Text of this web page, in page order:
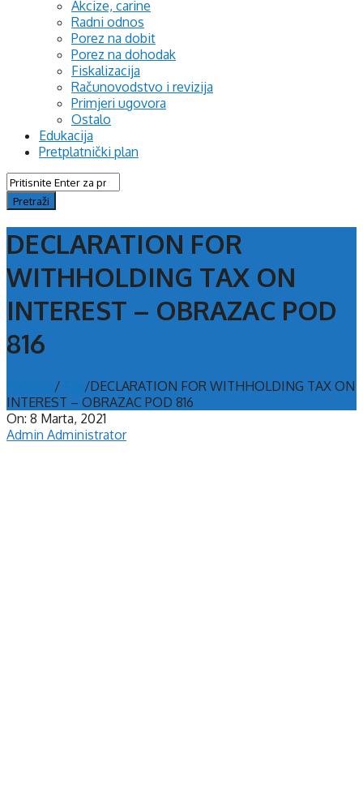
Akcize, carine
Radni odnos
Porez na dobit
Porez na dohodak
Fiskalizacija
Računovodstvo i revizija
Primjeri ugovora
Ostalo
Edukacija
Pretplatnički plan
DECLARATION FOR
WITHHOLDING TAX ON
INTEREST – OBRAZAC POD
816
/ /DECLARATION FOR WITHHOLDING TAX ON
INTEREST – OBRAZAC POD 816
On: 8 Marta, 2021
Admin Administrator